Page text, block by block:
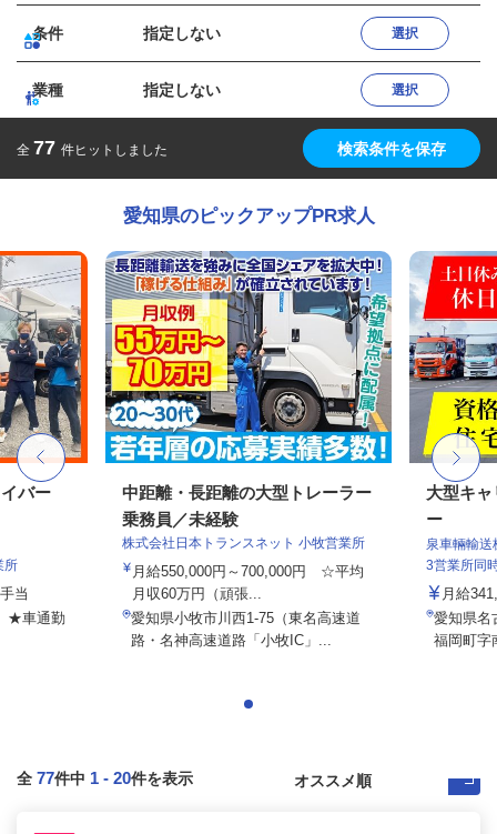
条件 指定しない 選択
業種 指定しない 選択
全 77 件ヒットしました 検索条件を保存
愛知県のピックアップPR求人
バー
所
当
★車通勤
中距離・長距離の大型トレーラー
乗務員／未経験
株式会社日本トランスネット 小牧営業所
月給550,000円～700,000円 ☆平均
月収60万円（頑張...
愛知県小牧市川西1-75（東名高速道
路・名神高速道路「小牧IC」...
大型キ
ー
泉車輛輸
3営業所同
月給
愛知県名
福岡町字
全 77件中 1 - 20件を表示